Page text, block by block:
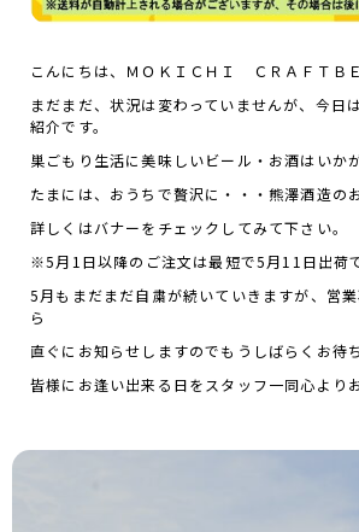
こんにちは、ＭＯＫＩＣＨＩ ＣＲＡＦＴＢＥ
まだまだ、状況は変わっていませんが、今日
紹介です。
巣ごもり生活に美味しいビール・お酒はいか
たまには、おうちで贅沢に・・・熊澤酒造の
詳しくはバナーをチェックしてみて下さい。
※5月1日以降のご注文は最短で5月11日出荷
5月もまだまだ自粛が続いていきますが、営
ら
直ぐにお知らせしますのでもうしばらくお待
皆様にお逢い出来る日をスタッフ一同心より